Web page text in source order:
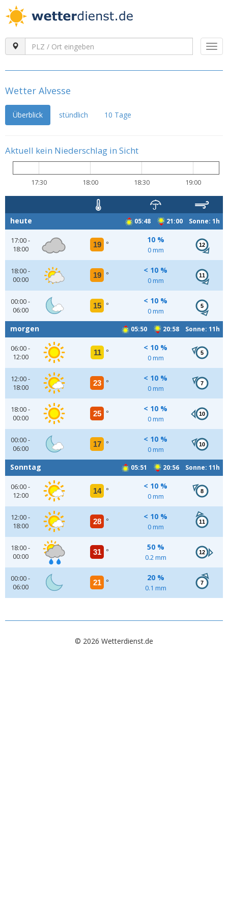
Wetter Alvesse
Überblick stündlich 10 Tage
Aktuell kein Niederschlag in Sicht
17:30 18:00 18:30 19:00
05:48 21:00 Sonne: 1h
heute
17:00 -
18:00
19 °
10 %
0 mm
12
18:00 -
00:00
19 °
< 10 %
0 mm
11
00:00 -
06:00
15 °
< 10 %
0 mm
5
05:50 20:58 Sonne: 11h
morgen
06:00 -
12:00
11 °
< 10 %
0 mm
5
12:00 -
18:00
23 °
< 10 %
0 mm
7
18:00 -
00:00
25 °
< 10 %
0 mm
10
00:00 -
06:00
17 °
< 10 %
0 mm
10
05:51 20:56 Sonne: 11h
Sonntag
06:00 -
12:00
14 °
< 10 %
0 mm
8
12:00 -
18:00
28 °
< 10 %
0 mm
11
18:00 -
00:00
31 °
50 %
0.2 mm
12
00:00 -
06:00
21 °
20 %
0.1 mm
7
© 2026 Wetterdienst.de